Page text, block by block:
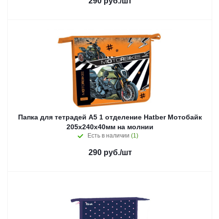
Папка для тетрадей А5 1 отделение Hatber Мотобайк
205х240х40мм на молнии
Есть в наличии (1)
290руб./шт